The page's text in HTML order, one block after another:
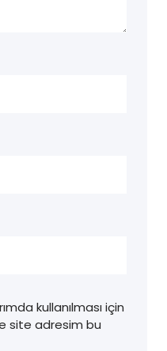
kullanılması için
site adresim bu